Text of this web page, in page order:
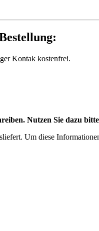
Kontak kostenfrei.
Nutzen Sie dazu
Um diese